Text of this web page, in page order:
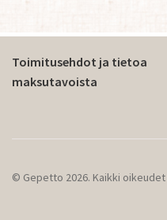
Toimitusehdot ja tietoa
maksutavoista
© Gepetto 2026. Kaikki